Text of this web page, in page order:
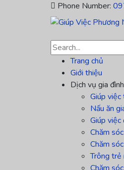
Phone Number:
Trang chủ
Giới thiệu
Dịch vụ gia đình
Giúp
Nấu ăn
Giúp việc
Chăm
Chăm
Trông trẻ